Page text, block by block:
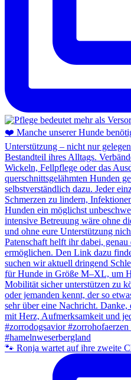
🐾 Ronja wartet auf ihre zweite